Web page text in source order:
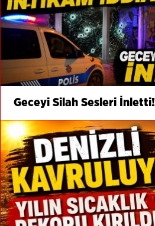
Geceyi Silah Sesleri İnletti!